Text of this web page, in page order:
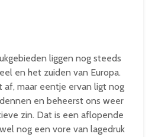
liggen nog steeds
en het zuiden van Europa.
af, maar eentje ervan ligt nog
en beheerst ons weer
zin. Dat is een aflopende
nog een vore van lagedruk